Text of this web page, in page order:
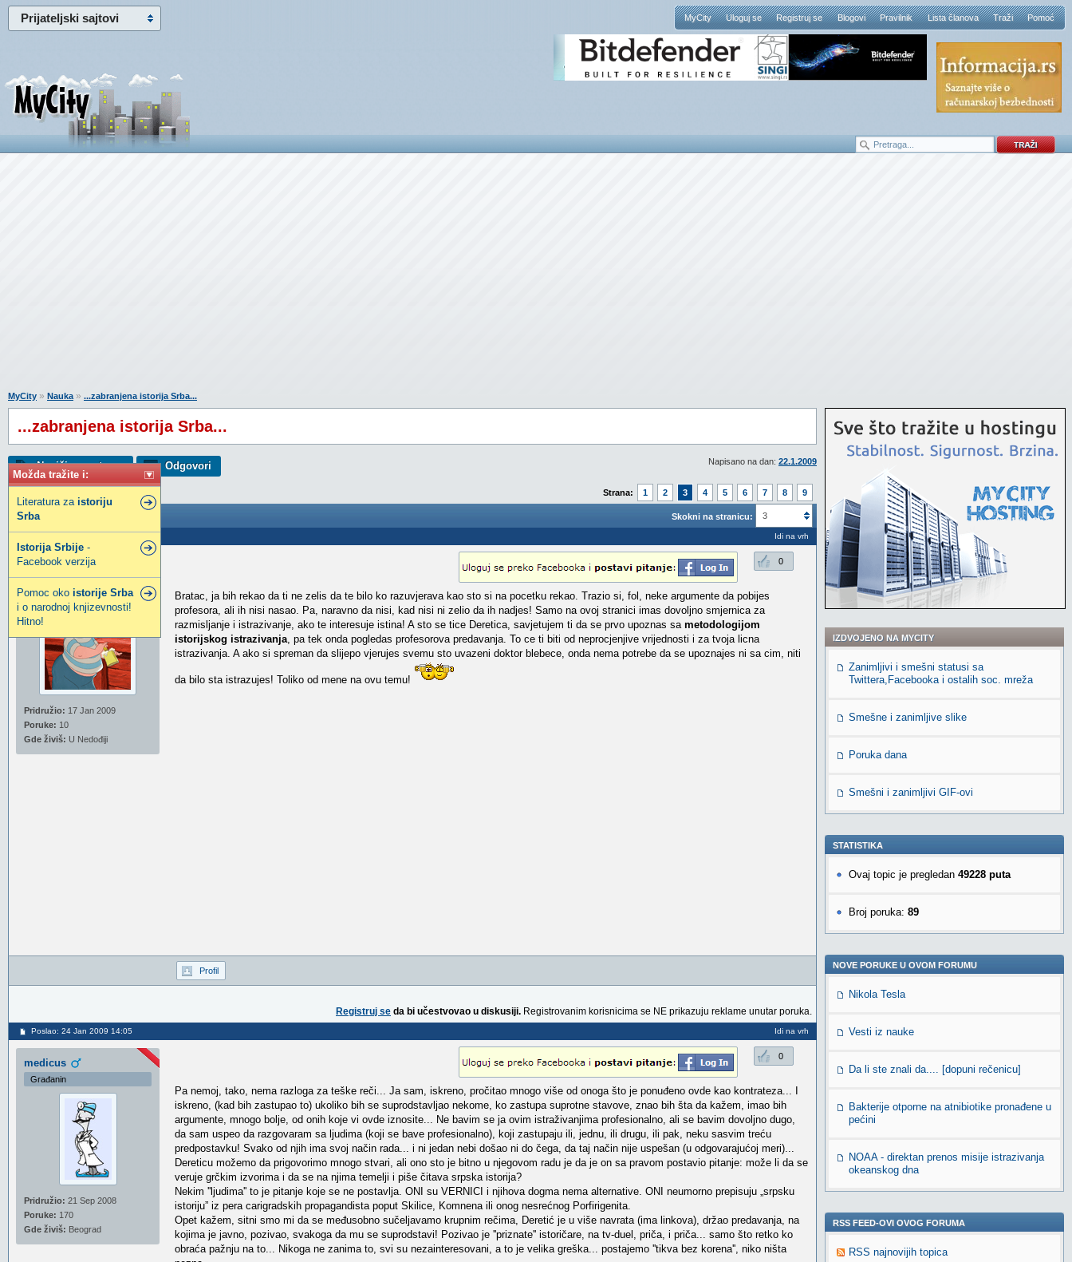
Prijateljski sajtovi MyCity Uloguj se Registruj se Blogovi Pravilnik Lista članova Traži Pomoć
Možda tražite i:
Literatura za istoriju
Srba
Istorija Srbije -
Facebook verzija
Pomoc oko istorije Srba
i o narodnoj knjizevnosti!
Hitno!
MyCity » Nauka» ...zabranjena istorija Srba...
...zabranjena istorija Srba...
Napisano na dan: 22.1.2009
Napiši novu temu Odgovori
Strana: 1 2 3 4 5 6 7 8 9
Skokni na stranicu: 3
...zabranjena istorija Srba...
Idi na vrh
Smi
Pridružio: 17 Jan 2009
Poruke: 10
Gde živiš: U Nedođiji
0
Bratac, ja bih rekao da ti ne zelis da te bilo ko razuvjerava kao sto si na pocetku rekao. Trazio si, fol, neke argumente da pobijes
profesora, ali ih nisi nasao. Pa, naravno da nisi, kad nisi ni zelio da ih nadjes! Samo na ovoj stranici imas dovoljno smjernica za
razmisljanje i istrazivanje, ako te interesuje istina! A sto se tice Deretica, savjetujem ti da se prvo upoznas sa metodologijom
istorijskog istrazivanja, pa tek onda pogledas profesorova predavanja. To ce ti biti od neprocjenjive vrijednosti i za tvoja licna
istrazivanja. A ako si spreman da slijepo vjerujes svemu sto uvazeni doktor blebece, onda nema potrebe da se upoznajes ni sa cim, niti
da bilo sta istrazujes! Toliko od mene na ovu temu!
Profil
Registruj se da bi učestvovao u diskusiji. Registrovanim korisnicima se NE prikazuju reklame unutar poruka.
Poslao: 24 Jan 2009 14:05 Idi na vrh
medicus
Građanin
Pridružio: 21 Sep 2008
Poruke: 170
Gde živiš: Beograd
0
Pa nemoj, tako, nema razloga za teške reči... Ja sam, iskreno, pročitao mnogo više od onoga što je ponuđeno ovde kao kontrateza... I
iskreno, (kad bih zastupao to) ukoliko bih se suprodstavljao nekome, ko zastupa suprotne stavove, znao bih šta da kažem, imao bih
argumente, mnogo bolje, od onih koje vi ovde iznosite... Ne bavim se ja ovim istraživanjima profesionalno, ali se bavim dovoljno dugo,
da sam uspeo da razgovaram sa ljudima (koji se bave profesionalno), koji zastupaju ili, jednu, ili drugu, ili pak, neku sasvim treću
predpostavku! Svako od njih ima svoj način rada... i ni jedan nebi došao ni do čega, da taj način nije uspešan (u odgovarajućoj meri)...
Dereticu možemo da prigovorimo mnogo stvari, ali ono sto je bitno u njegovom radu je da je on sa pravom postavio pitanje: može li da se
veruje grčkim izvorima i da se na njima temelji i piše čitava srpska istorija?
Nekim ''ljudima'' to je pitanje koje se ne postavlja. ONI su VERNICI i njihova dogma nema alternative. ONI neumorno prepisuju „srpsku
istoriju” iz pera carigradskih propagandista poput Skilice, Komnena ili onog nesrećnog Porfirigenita.
Opet kažem, sitni smo mi da se međusobno sučeljavamo krupnim rečima, Deretić je u više navrata (ima linkova), držao predavanja, na
kojima je javno, pozivao, svakoga da mu se suprodstavi! Pozivao je ''priznate'' istoričare, na tv-duel, priča, i priča... samo što retko ko
obraća pažnju na to... Nikoga ne zanima to, svi su nezainteresovani, a to je velika greška... postajemo ''tikva bez korena'', niko ništa
IZDVOJENO NA MYCITY
Zanimljivi i smešni statusi sa
Twittera,Facebooka i ostalih soc. mreža
Smešne i zanimljive slike
Poruka dana
Smešni i zanimljivi GIF-ovi
STATISTIKA
Ovaj topic je pregledan 49228 puta
Broj poruka: 89
NOVE PORUKE U OVOM FORUMU
Nikola Tesla
Vesti iz nauke
Da li ste znali da.... [dopuni rečenicu]
Bakterije otporne na atnibiotike pronađene u
pećini
NOAA - direktan prenos misije istrazivanja
okeanskog dna
RSS FEED-OVI OVOG FORUMA
RSS najnovijih topica